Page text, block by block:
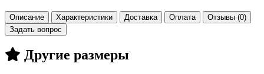
Описание Характеристики Доставка Оплата
Отзывы (0)
Задать вопрос
Другие размеры